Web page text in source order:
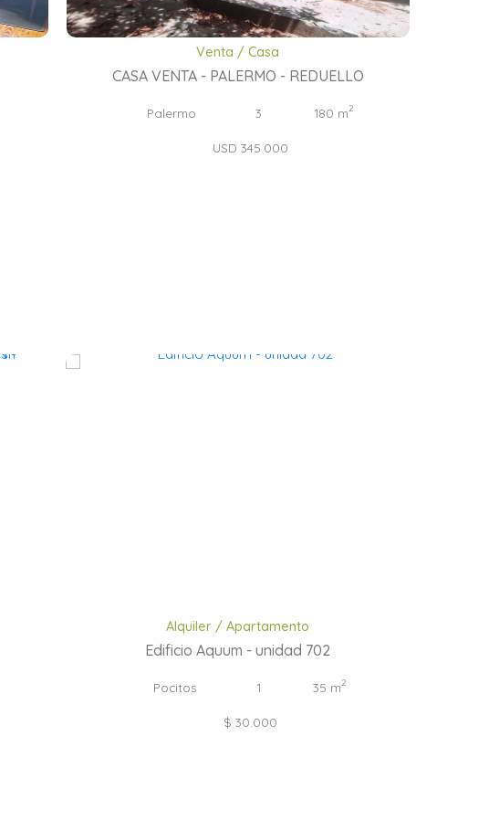
Venta / Casa
CASA VENTA - PALERMO - REDUELLO
Palermo 3 180 m2
USD 345.000
Alquiler / Apartamento
Edificio Aquum - unidad 702
Pocitos 1 35 m2
$ 30.000